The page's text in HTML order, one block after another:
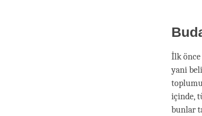
İlk önce
yani
içinde,
bunlar